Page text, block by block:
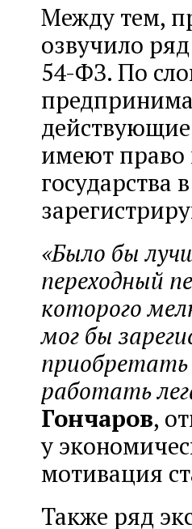
Между тем,
озвучило
54-ФЗ. По
имеют право
государства
«Было бы
переходный
которого
мог бы
приобретать
работать
Гончаров,
у
мотивация
Также ряд